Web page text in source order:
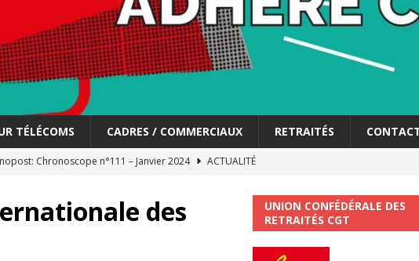
TÉLÉCOMS CADRES / COMMERCIAUX RETRAITÉS
Chronoscope n°111 – Janvier 2024
ACTUALITÉ
ACTUALITÉ
ACTUALITÉ
des
UNION CONFÉDÉRALE DES
RETRAITÉS CGT